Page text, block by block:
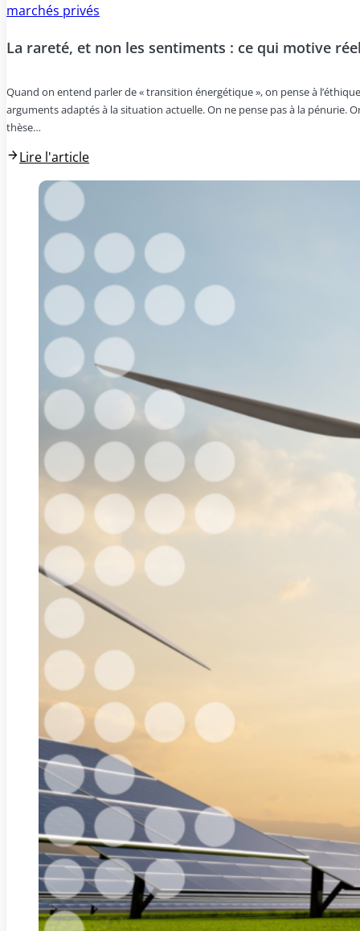
marchés privés
La rareté, et non les sentiments : ce qui motive
Quand on entend parler de « transition énergétique », on pense à
arguments adaptés à la situation actuelle. On ne pense pas à la pénurie.
thèse…
Lire l'article